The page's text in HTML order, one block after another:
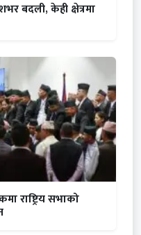
बदली, केही क्षेत्रमा
राष्ट्रिय सभाको